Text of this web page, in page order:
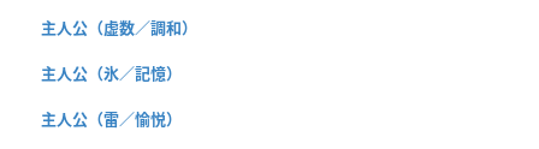
主人公（虚数／調和）
主人公（氷／記憶）
主人公（雷／愉悦）